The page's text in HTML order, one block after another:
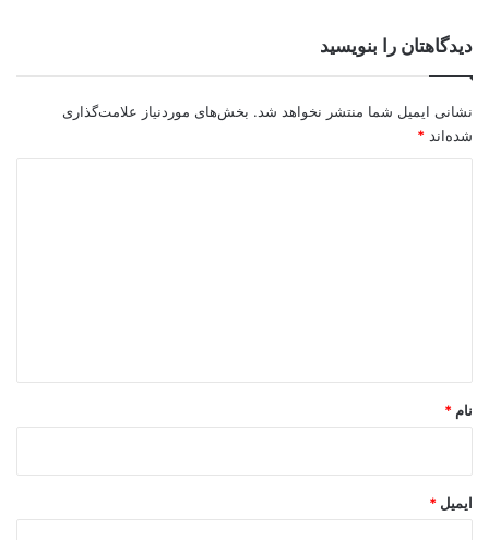
دیدگاهتان را بنویسید
نشانی ایمیل شما منتشر نخواهد شد. بخش‌های موردنیاز علامت‌گذاری
شده‌اند *
نام *
ایمیل *